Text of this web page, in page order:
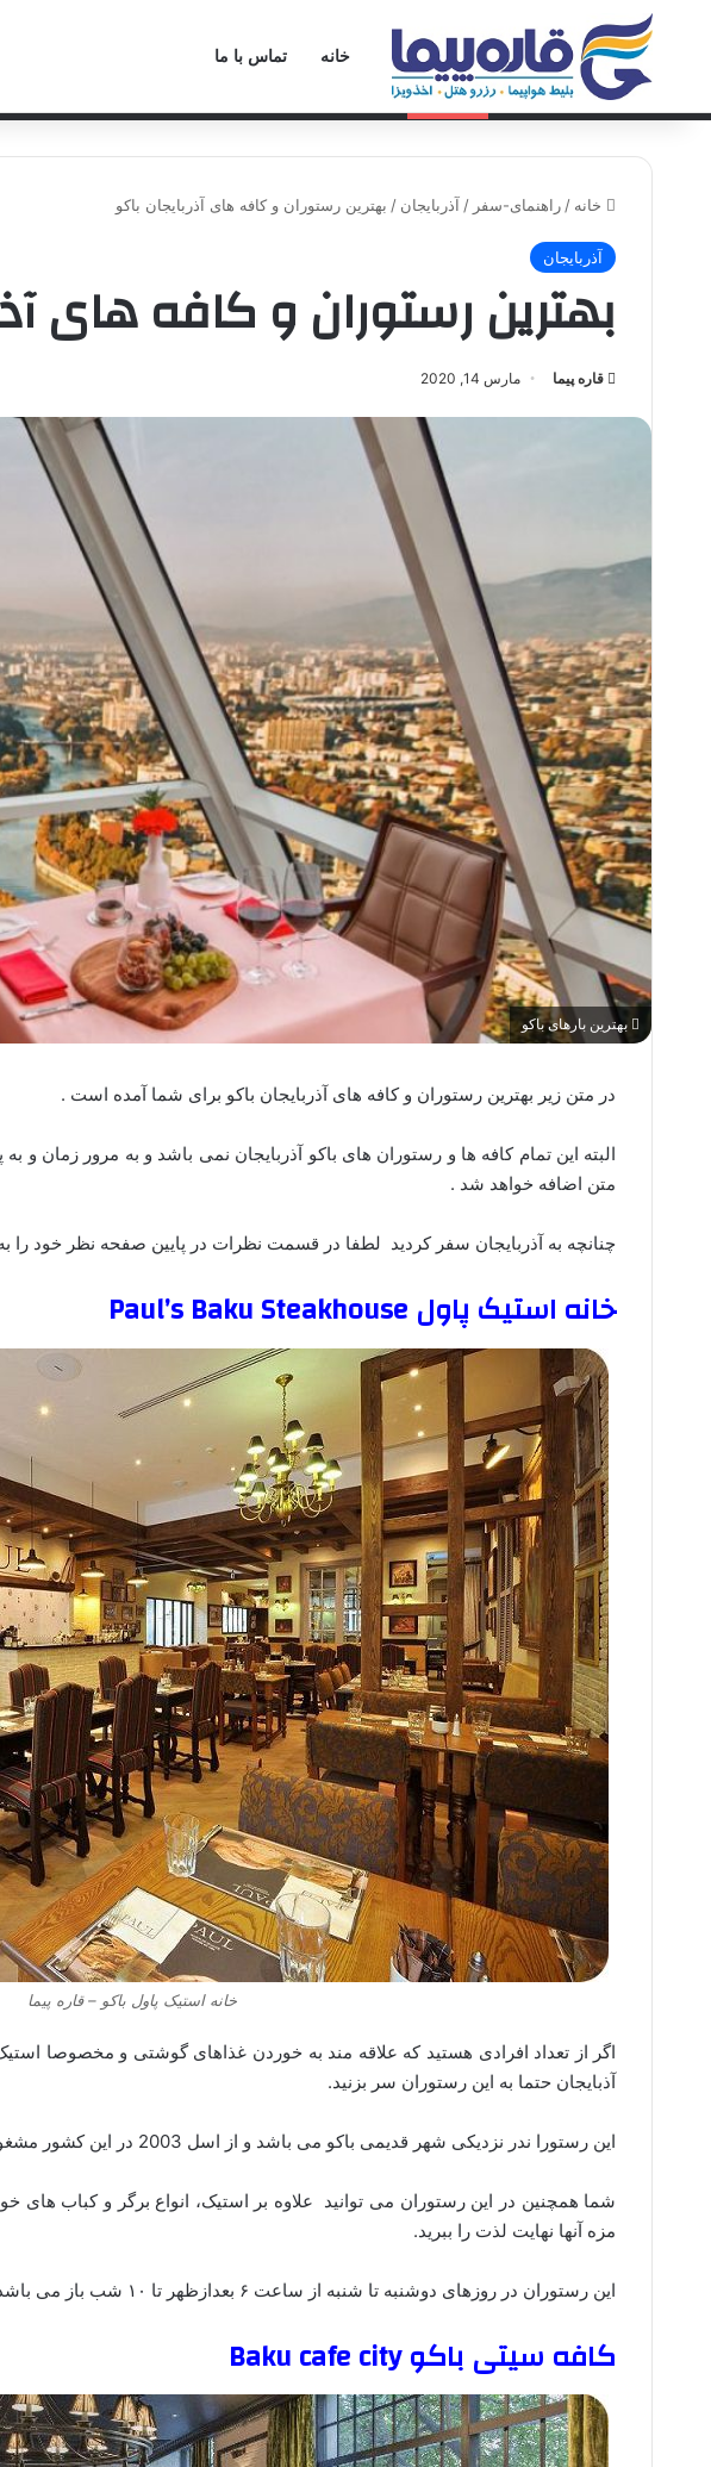
خانه تماس با ما
شنبه, آگوست 8 2026 خبر فوری هتل اوگوزکنت عشق آباد ترکمنستان
خانه / راهنمای-سفر / آذربایجان / بهترین رستوران و کافه های آذربایجان باکو
آذربایجان
بهترین رستوران و کافه های
قاره پیما مارس 14, 2020
بهترین بارهای باکو
در متن زیر بهترین رستوران و کافه های آذربایجان باکو برای شما آمده است .
البته این تمام کافه ها و رستوران های باکو آذربایجان نمی باشد و به مرور زمان و
متن اضافه خواهد شد .
چنانچه به آذربایجان سفر کردید لطفا در قسمت نظرات در پایین صفحه نظر خود را به
خانه استیک پاول Paul’s Baku Steakhouse
خانه استیک پاول باکو – قاره پیما
اگر از تعداد افرادی هستید که علاقه مند به خوردن غذاهای گوشتی و مخصوصا
آذبایجان حتما به این رستوران سر بزنید.
این رستورا ندر نزدیکی شهر قدیمی باکو می باشد و از اسل 2003 در این کشور مشغول به فعالیت می باشد.
شما همچنین در این رستوران می توانید علاوه بر استیک، انواع برگر و کباب های
مزه آنها نهایت لذت را ببرید.
این رستوران در روزهای دوشنبه تا شنبه از ساعت ۶ بعدازظهر تا ۱۰ شب باز می باشد.
کافه سیتی باکو Baku cafe city